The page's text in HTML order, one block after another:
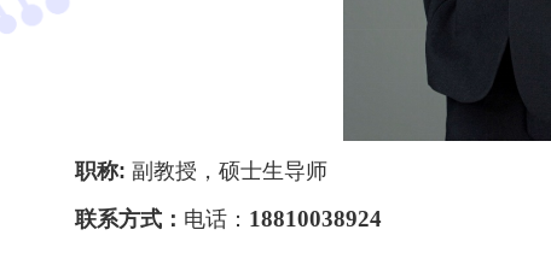
职称: 副教授，硕士生导师
联系方式： 电话： 18810038924